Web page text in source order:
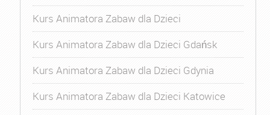
Kurs Animatora Zabaw dla Dzieci
Kurs Animatora Zabaw dla Dzieci Gdańsk
Kurs Animatora Zabaw dla Dzieci Gdynia
Kurs Animatora Zabaw dla Dzieci Katowice